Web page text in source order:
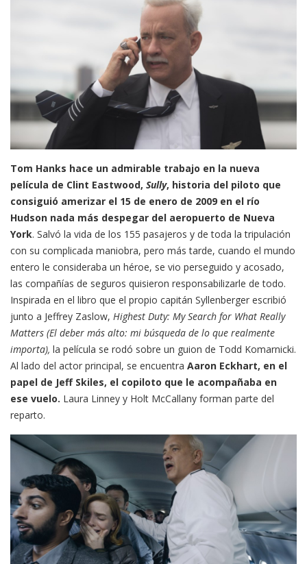
Tom Hanks hace un admirable trabajo en la nueva
película de Clint Eastwood, Sully, historia del piloto que
consiguió amerizar el 15 de enero de 2009 en el río
Hudson nada más despegar del aeropuerto de Nueva
York. Salvó la vida de los 155 pasajeros y de toda la tripulación
con su complicada maniobra, pero más tarde, cuando el mundo
entero le consideraba un héroe, se vio perseguido y acosado,
las compañías de seguros quisieron responsabilizarle de todo.
Inspirada en el libro que el propio capitán Syllenberger escribió
junto a Jeffrey Zaslow, Highest Duty: My Search for What Really
Matters (El deber más alto: mi búsqueda de lo que realmente
importa), la película se rodó sobre un guion de Todd Komarnicki.
Al lado del actor principal, se encuentra Aaron Eckhart, en el
papel de Jeff Skiles, el copiloto que le acompañaba en
ese vuelo. Laura Linney y Holt McCallany forman parte del
reparto.